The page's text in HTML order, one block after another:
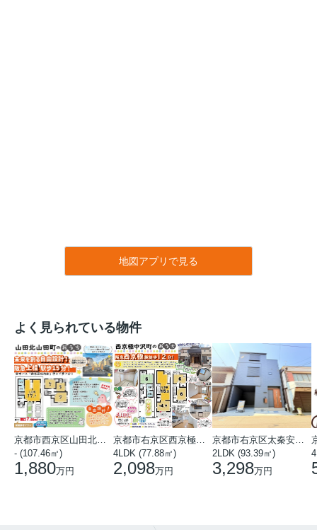
地図アプリで見る
よく見られている物件
京都市西京区山田北山田町
- (107.46㎡)
1,880万円
京都市右京区西京極中沢町
4LDK (77.88㎡)
2,098万円
京都市右京区太秦安井藤ノ木町
2LDK (93.39㎡)
3,298万円